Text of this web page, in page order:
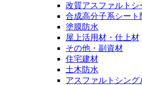
改質アスファルトシ
合成高分子系シート
塗膜防水
屋上活用材・仕上材
その他・副資材
住宅建材
土木防水
アスファルトシング